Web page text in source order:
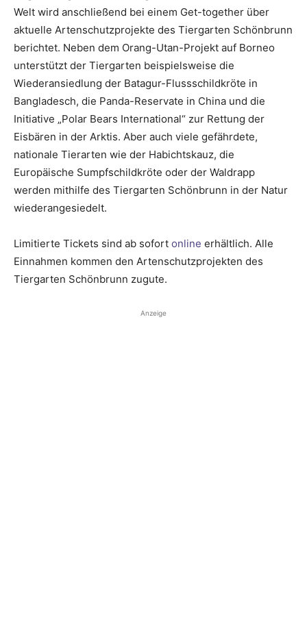
Welt wird anschließend bei einem Get-together über
aktuelle Artenschutzprojekte des Tiergarten Schönbrunn
berichtet. Neben dem Orang-Utan-Projekt auf Borneo
unterstützt der Tiergarten beispielsweise die
Wiederansiedlung der Batagur-Flussschildkröte in
Bangladesch, die Panda-Reservate in China und die
Initiative „Polar Bears International“ zur Rettung der
Eisbären in der Arktis. Aber auch viele gefährdete,
nationale Tierarten wie der Habichtskauz, die
Europäische Sumpfschildkröte oder der Waldrapp
werden mithilfe des Tiergarten Schönbrunn in der Natur
wiederangesiedelt.
Limitierte Tickets sind ab sofort online erhältlich. Alle
Einnahmen kommen den Artenschutzprojekten des
Tiergarten Schönbrunn zugute.
Anzeige